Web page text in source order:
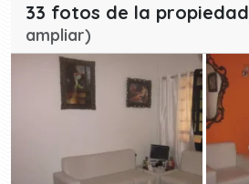
33 fotos de la propiedad
ampliar)